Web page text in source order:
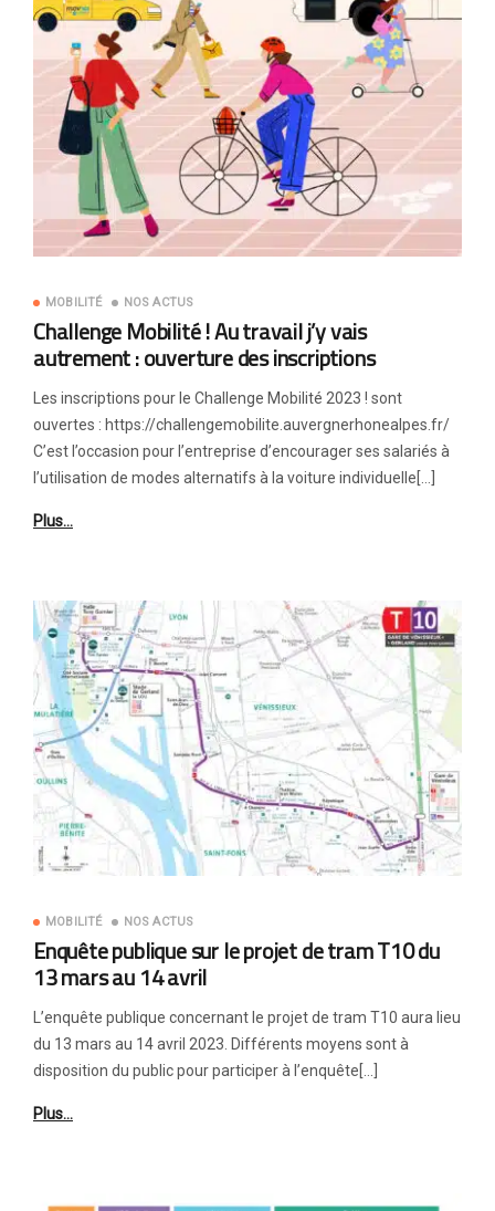
MOBILITÉ NOS ACTUS
Challenge Mobilité ! Au travail j’y vais
autrement : ouverture des inscriptions
Les inscriptions pour le Challenge Mobilité 2023 ! sont
ouvertes : https://challengemobilite.auvergnerhonealpes.fr/
C’est l’occasion pour l’entreprise d’encourager ses salariés à
l’utilisation de modes alternatifs à la voiture individuelle[…]
Plus…
MOBILITÉ NOS ACTUS
Enquête publique sur le projet de tram T10 du
13 mars au 14 avril
L’enquête publique concernant le projet de tram T10 aura lieu
du 13 mars au 14 avril 2023. Différents moyens sont à
disposition du public pour participer à l’enquête[…]
Plus…